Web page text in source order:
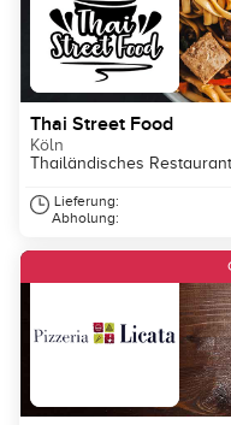
Thai Street Food
Köln
Thailändisches Restaurant
Lieferung:
Abholung: